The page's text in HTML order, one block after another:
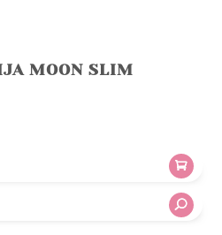
MOON SLIM